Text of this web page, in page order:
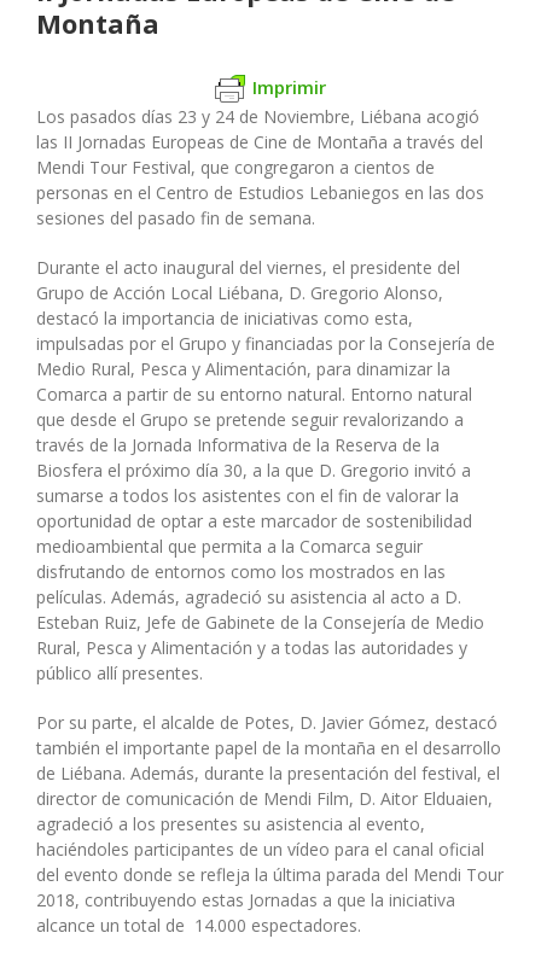
Montaña
Imprimir
Los pasados días 23 y 24 de Noviembre, Liébana acogió
las II Jornadas Europeas de Cine de Montaña a través del
Mendi Tour Festival, que congregaron a cientos de
personas en el Centro de Estudios Lebaniegos en las dos
sesiones del pasado fin de semana.
Durante el acto inaugural del viernes, el presidente del
Grupo de Acción Local Liébana, D. Gregorio Alonso,
destacó la importancia de iniciativas como esta,
impulsadas por el Grupo y financiadas por la Consejería de
Medio Rural, Pesca y Alimentación, para dinamizar la
Comarca a partir de su entorno natural. Entorno natural
que desde el Grupo se pretende seguir revalorizando a
través de la Jornada Informativa de la Reserva de la
Biosfera el próximo día 30, a la que D. Gregorio invitó a
sumarse a todos los asistentes con el fin de valorar la
oportunidad de optar a este marcador de sostenibilidad
medioambiental que permita a la Comarca seguir
disfrutando de entornos como los mostrados en las
películas. Además, agradeció su asistencia al acto a D.
Esteban Ruiz, Jefe de Gabinete de la Consejería de Medio
Rural, Pesca y Alimentación y a todas las autoridades y
público allí presentes.
Por su parte, el alcalde de Potes, D. Javier Gómez, destacó
también el importante papel de la montaña en el desarrollo
de Liébana. Además, durante la presentación del festival, el
director de comunicación de Mendi Film, D. Aitor Elduaien,
agradeció a los presentes su asistencia al evento,
haciéndoles participantes de un vídeo para el canal oficial
del evento donde se refleja la última parada del Mendi Tour
2018, contribuyendo estas Jornadas a que la iniciativa
alcance un total de 14.000 espectadores.